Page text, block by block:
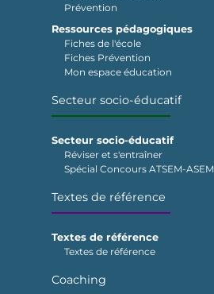
Prévention
Ressources pédagogiques
Fiches de l'école
Fiches Prévention
Mon espace éducation
Secteur socio-éducatif
Secteur socio-éducatif
Réviser et s'entraîner
Spécial Concours ATSEM-ASEM
Textes de référence
Textes de référence
Textes de référence
Coaching